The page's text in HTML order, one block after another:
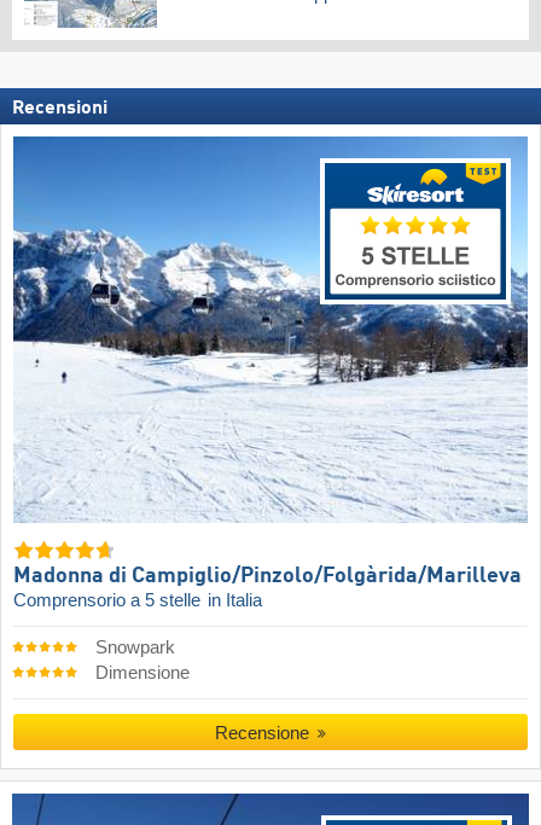
Recensioni
Madonna di Campiglio/​Pinzolo/​Folgàrida/​Marilleva
Comprensorio a 5 stelle in Italia
Snowpark
Dimensione
Recensione